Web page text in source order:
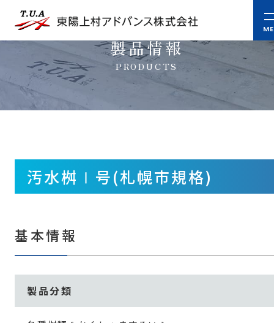
製品情報
PRODUCTS
汚水桝Ⅰ号(札幌市規格)
基本情報
製品分類